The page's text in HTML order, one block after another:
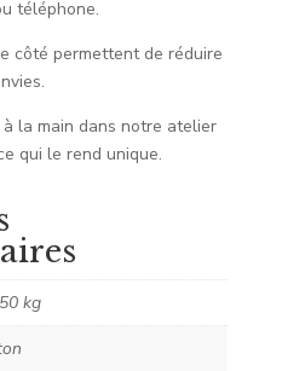
téléphone.
côté permettent de réduire
la main dans notre atelier
qui le rend unique.
kg